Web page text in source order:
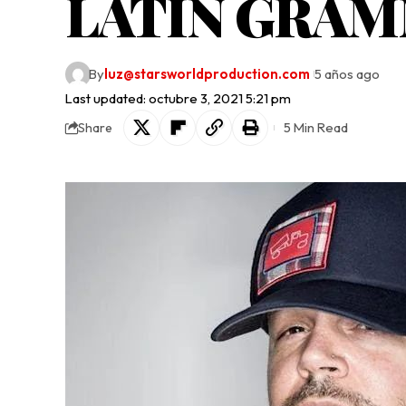
Last updated: octubre 3, 2021 5:21 pm
By luz@starsworldproduction.com 5 años ago
Share 5 Min Read